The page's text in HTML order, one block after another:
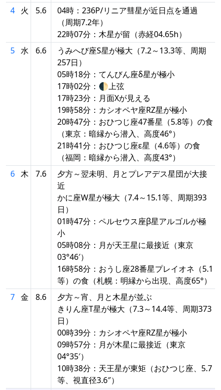
4
火 5.6
04時：236P/リニア彗星が近日点を通過
（周期7.2年）
22時07分：木星が留（赤経04.65h）
5 水 6.6
うみへび座S星が極大（7.2～13.3等、周期
257日）
05時18分：てんびん座δ星が極小
17時02分：🌓上弦
17時23分：月面Xが見える
19時58分：カシオペヤ座RZ星が極小
20時47分：おひつじ座47番星（5.8等）の食
（東京：暗縁から潜入、高度46°）
21時41分：おひつじ座ε星（4.6等）の食
（福岡：暗縁から潜入、高度43°）
6 木 7.6
夕方～翌未明、月とプレアデス星団が大接
近
かに座W星が極大（7.4～15.1等、周期393
日）
01時47分：ペルセウス座β星アルゴルが極
小
05時08分：月が天王星に最接近（東京
03°46′）
16時58分：おうし座28番星プレイオネ（5.1
等）の食（札幌：明縁から出現、高度65°）
7 金 8.6
夕方～宵、月と木星が並ぶ
きりん座T星が極大（7.3～14.4等、周期373
日）
00時39分：カシオペヤ座RZ星が極小
09時57分：月が木星に最接近（東京
04°35′）
10時38分：天王星が東矩（おひつじ座、5.7
等、視直径3.6″）